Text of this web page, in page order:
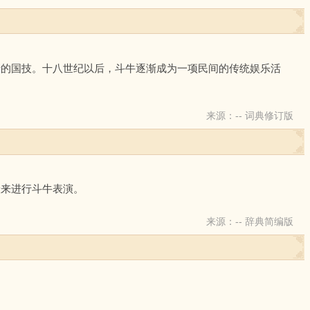
国技。十八世纪以后，斗牛逐渐成为一项民间的传统娱乐活
来源：-- 词典修订版
进行斗牛表演。
来源：-- 辞典简编版